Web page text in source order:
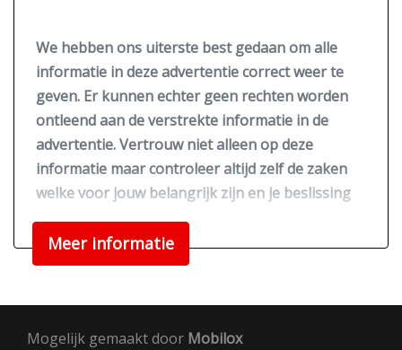
Overige
Anti blokkeer systeem
Apple carplay/android auto
Autonomous emergency braking
Bestuurdersairbag
Bots waarschuwing systeem
Connected services
Dodehoek detectie
Hoofd airbag(s) voor
We hebben ons uiterste best gedaan om alle
informatie in deze advertentie correct weer te
geven. Er kunnen echter geen rechten worden
ontleend aan de verstrekte informatie in de
advertentie. Vertrouw niet alleen op deze
informatie maar controleer altijd zelf de zaken
welke voor jouw belangrijk zijn en je beslissing
zouden kunnen beïnvloeden. Neem contact op
met de verkoper voor aanvullende vragen.
Meer informatie
Mogelijk gemaakt door Mobilox